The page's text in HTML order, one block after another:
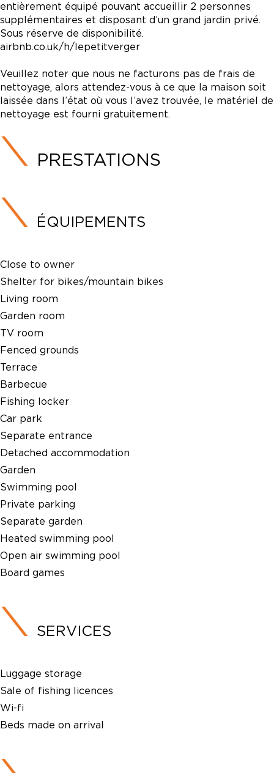
entièrement équipé pouvant accueillir 2 personnes
supplémentaires et disposant d’un grand jardin privé.
Sous réserve de disponibilité.
airbnb.co.uk/h/lepetitverger
Veuillez noter que nous ne facturons pas de frais de
nettoyage, alors attendez-vous à ce que la maison soit
laissée dans l’état où vous l’avez trouvée, le matériel de
nettoyage est fourni gratuitement.
PRESTATIONS
ÉQUIPEMENTS
Close to owner
Shelter for bikes/mountain bikes
Living room
Garden room
TV room
Fenced grounds
Terrace
Barbecue
Fishing locker
Car park
Separate entrance
Detached accommodation
Garden
Swimming pool
Private parking
Separate garden
Heated swimming pool
Open air swimming pool
Board games
SERVICES
Luggage storage
Sale of fishing licences
Wi-fi
Beds made on arrival